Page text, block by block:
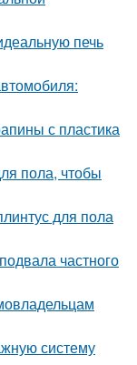
печь
с пластика
пола, чтобы
для пола
частного
систему